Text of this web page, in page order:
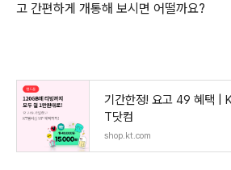
고 간편하게 개통해 보시면 어떨까요?
기간한정! 요고 49 혜택 |
T닷컴
shop.kt.com